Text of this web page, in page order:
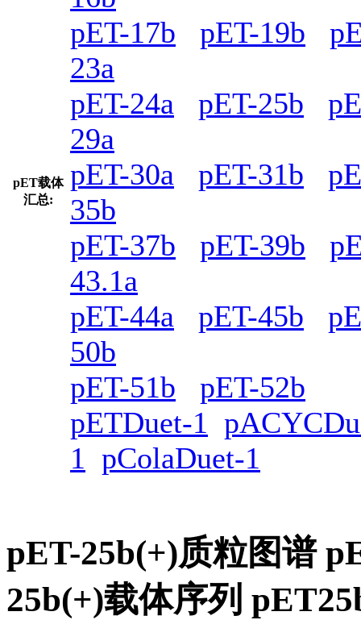
pET载体
汇总:
pET-17b
pET-19b
23a
pET-24a
pET-25b
29a
pET-30a
pET-31b
35b
pET-37b
pET-39b
43.1a
pET-44a
pET-45b
50b
pET-51b
pET-52b
pETDuet-1
1 pColaDuet-1
pET-25b(+)质粒图谱
25b(+)载体序列